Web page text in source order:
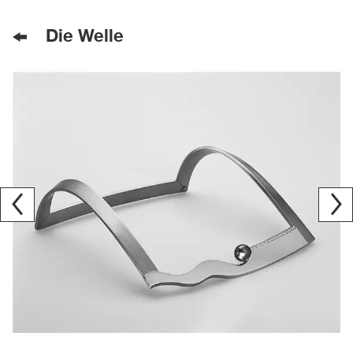
Die Welle